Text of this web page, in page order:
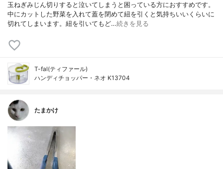
玉ねぎみじん切りすると泣いてしまうと困っている方におすすめです。
中にカットした野菜を入れて蓋を閉めて紐を引くと気持ちいいくらいに
切れてしまいます。紐を引いてもど…続きを見る
T-fal(ティファール)
ハンディチョッパー・ネオ K13704
たまかけ